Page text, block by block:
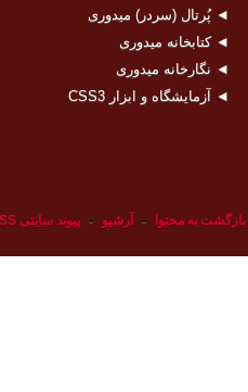
◄ پُرتال (سردر) میدوری
◄ کتابخانه میدوری
◄ نگارخانه میدوری
◄ آزمایشگاه و ابزار CSS3
بازگشت به محتوا - آرشیو - پیوند سایتی RSS